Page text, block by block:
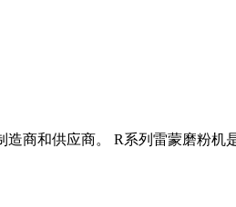
商和供应商。 R系列雷蒙磨粉